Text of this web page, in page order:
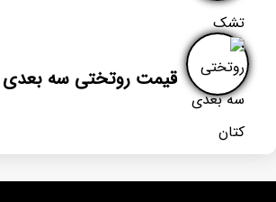
قیمت روتختی سه بعدی